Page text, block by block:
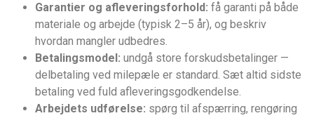
Garantier og afleveringsforhold: få garanti på både
materiale og arbejde (typisk 2–5 år), og beskriv
hvordan mangler udbedres.
Betalingsmodel: undgå store forskudsbetalinger —
delbetaling ved milepæle er standard. Sæt altid sidste
betaling ved fuld afleveringsgodkendelse.
Arbejdets udførelse: spørg til afspærring, rengøring